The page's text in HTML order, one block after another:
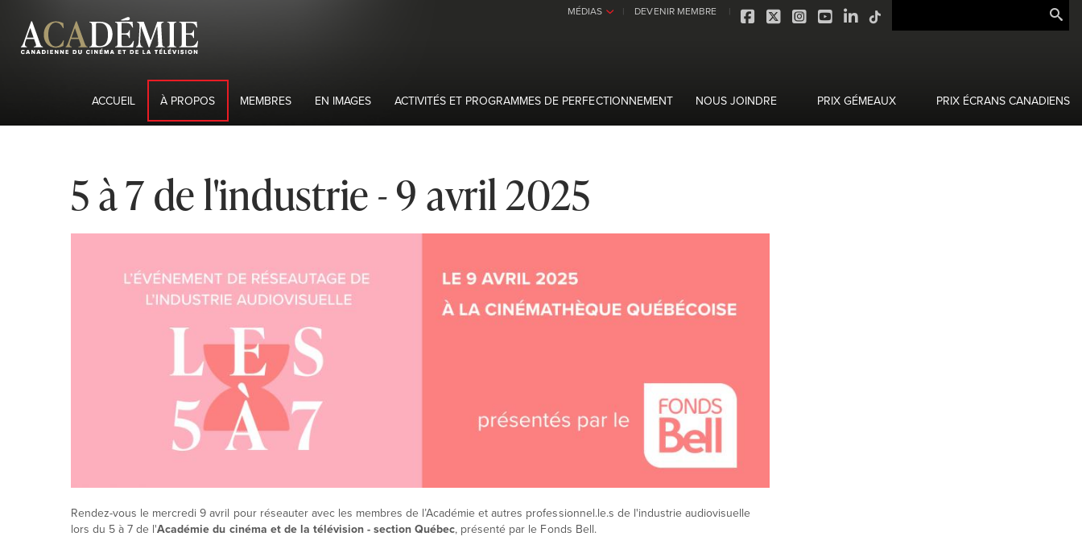
ACCUEIL À PROPOS MEMBRES EN IMAGES ACTIVITÉS ET PROGRAMMES DE PERFECTIONNEMENT NOUS JOINDRE PRIX GÉMEAUX PRIX ÉCRANS CANADIENS
MÉDIAS› DEVENIR MEMBRE
5 à 7 de l'industrie - 9 avril 2025
Rendez-vous le mercredi 9 avril pour réseauter avec les membres de l’Académie et autres professionnel.le.s de l'industrie audiovisuelle
lors du 5 à 7 de l'Académie du cinéma et de la télévision - section Québec, présenté par le Fonds Bell.